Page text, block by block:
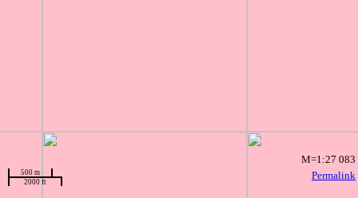
Permalink
500 m
2000 ft
M=1:27 083